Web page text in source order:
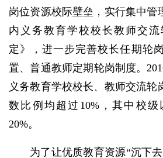
岗位资源校际壁垒，实行集中管
内义务教育学校校长教师交
定》，进一步完善校长任期轮
置、普通教师定期轮岗制度。
义务教育学校校长、教师交流轮
数比例均超过10%，其中校
20%。
为了让优质教育资源“沉下